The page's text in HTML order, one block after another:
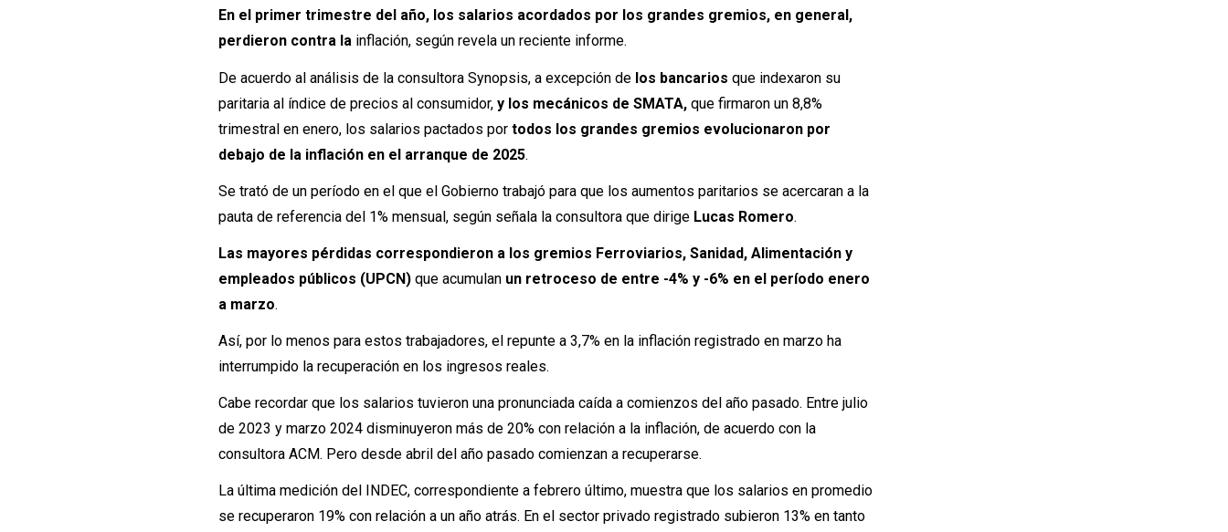
En el primer trimestre del año, los salarios acordados por los grandes gremios, en general,
perdieron contra la inflación, según revela un reciente informe.
De acuerdo al análisis de la consultora Synopsis, a excepción de los bancarios que indexaron su
paritaria al índice de precios al consumidor,y los mecánicos de SMATA,que firmaron un 8,8%
trimestral en enero, los salarios pactados portodos los grandes gremios evolucionaron por
debajo de la inflación en el arranque de 2025.
Se trató de un período en el que el Gobierno trabajó para que los aumentos paritarios se acercaran a la
pauta de referencia del 1% mensual, según señala la consultora que dirige Lucas Romero.
Las mayores pérdidas correspondieron a los gremios Ferroviarios, Sanidad, Alimentación y
empleados públicos (UPCN) que acumulan un retroceso de entre -4% y -6% en el período enero
a marzo.
Así, por lo menos para estos trabajadores, el repunte a 3,7% en la inflación registrado en marzo ha
interrumpido la recuperación en los ingresos reales.
Cabe recordar que los salarios tuvieron una pronunciada caída a comienzos del año pasado. Entre julio
de 2023 y marzo 2024 disminuyeron más de 20% con relación a la inflación, de acuerdo con la
consultora ACM. Pero desde abril del año pasado comienzan a recuperarse.
La última medición del INDEC, correspondiente a febrero último, muestra que los salarios en promedio
se recuperaron 19% con relación a un año atrás. En el sector privado registrado subieron 13% en tanto